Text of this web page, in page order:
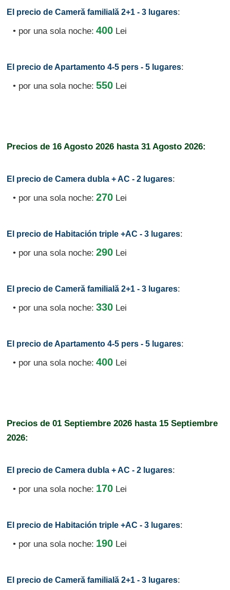
El precio de Cameră familială 2+1 - 3 lugares:
• por una sola noche: 400 Lei
El precio de Apartamento 4-5 pers - 5 lugares:
• por una sola noche: 550 Lei
Precios de 16 Agosto 2026 hasta 31 Agosto 2026:
El precio de Camera dubla + AC - 2 lugares:
• por una sola noche: 270 Lei
El precio de Habitación triple +AC - 3 lugares:
• por una sola noche: 290 Lei
El precio de Cameră familială 2+1 - 3 lugares:
• por una sola noche: 330 Lei
El precio de Apartamento 4-5 pers - 5 lugares:
• por una sola noche: 400 Lei
Precios de 01 Septiembre 2026 hasta 15 Septiembre
2026:
El precio de Camera dubla + AC - 2 lugares:
• por una sola noche: 170 Lei
El precio de Habitación triple +AC - 3 lugares:
• por una sola noche: 190 Lei
El precio de Cameră familială 2+1 - 3 lugares: